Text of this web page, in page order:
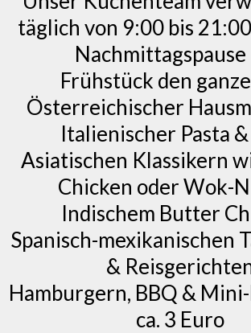
täglich von 9:00 bis
Frühstück den
Österreichischer
Italienischer Pasta
Asiatischen Klassikern
Chicken oder Wok-
Indischem Butter
Spanisch-mexikanischen
&
Hamburgern, BBQ &
ca. 3 Euro